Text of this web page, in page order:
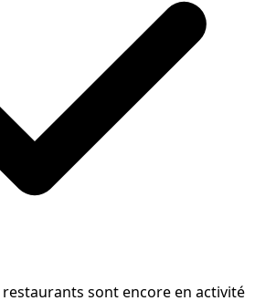
sont encore en activité